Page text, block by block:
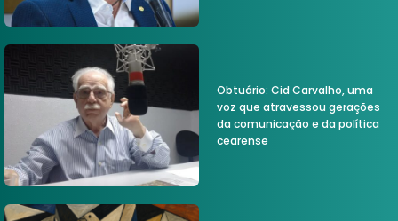
Obtuário: Cid Carvalho, uma
voz que atravessou gerações
da comunicação e da política
cearense